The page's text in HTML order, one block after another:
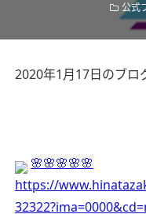
公式
2020年1月17日のブロ
🌸🌸🌸🌸🌸
https://